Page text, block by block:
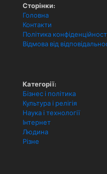
Сторінки:
Головна
Контакти
Політика
Відмова від
Категорії:
Бізнес і політика
Культура і релігія
Наука і технології
Інтернет
Людина
Різне